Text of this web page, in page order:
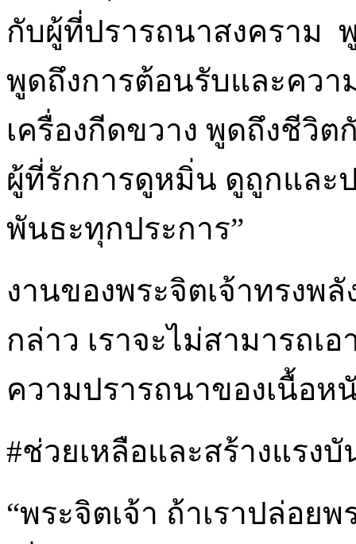
กับผู้ที่ปรารถนาสงคราม
พูดถึงการต้อนรับและควา
เครื่องกีดขวาง พูดถึงชีวิ
ผู้ที่รักการดูหมิ่น ดูถูกและ
พันธะทุกประการ”
งานของพระจิตเจ้าทรงพ
กล่าว เราจะไม่สามารถเ
ความปรารถนาของเนื้อห
#ช่วยเหลือและสร้างแรงบั
“พระจิตเจ้า ถ้าเราปล่อย